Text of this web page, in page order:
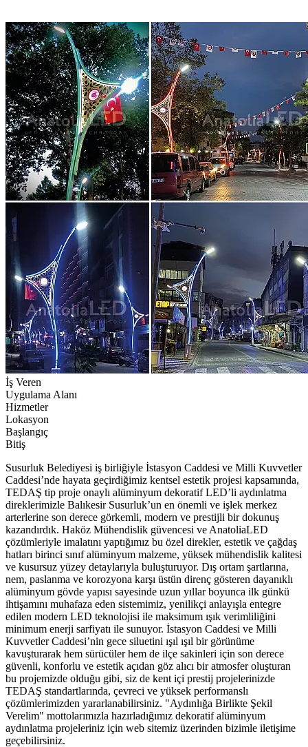
İş Veren
Uygulama Alanı
Hizmetler
Lokasyon
Başlangıç
Bitiş
Susurluk Belediyesi iş birliğiyle İstasyon Caddesi ve Milli Kuvvetler
Caddesi’nde hayata geçirdiğimiz kentsel estetik projesi kapsamında,
TEDAŞ tip proje onaylı alüminyum dekoratif LED’li aydınlatma
direklerimizle Balıkesir Susurluk’un en önemli ve işlek merkez
arterlerine son derece görkemli, modern ve prestijli bir dokunuş
kazandırdık. Haköz Mühendislik güvencesi ve AnatoliaLED
çözümleriyle imalatını yaptığımız bu özel direkler, estetik ve çağdaş
hatları birinci sınıf alüminyum malzeme, yüksek mühendislik kalitesi
ve kusursuz yüzey detaylarıyla buluşturuyor. Dış ortam şartlarına,
nem, paslanma ve korozyona karşı üstün direnç gösteren dayanıklı
alüminyum gövde yapısı sayesinde uzun yıllar boyunca ilk günkü
ihtişamını muhafaza eden sistemimiz, yenilikçi anlayışla entegre
edilen modern LED teknolojisi ile maksimum ışık verimliliğini
minimum enerji sarfiyatı ile sunuyor. İstasyon Caddesi ve Milli
Kuvvetler Caddesi’nin gece siluetini ışıl ışıl bir görünüme
kavuşturarak hem sürücüler hem de ilçe sakinleri için son derece
güvenli, konforlu ve estetik açıdan göz alıcı bir atmosfer oluşturan
bu projemizde olduğu gibi, siz de kent içi prestij projelerinizde
TEDAŞ standartlarında, çevreci ve yüksek performanslı
çözümlerimizden yararlanabilirsiniz. "Aydınlığa Birlikte Şekil
Verelim" mottolarımızla hazırladığımız dekoratif alüminyum
aydınlatma projeleriniz için web sitemiz üzerinden bizimle iletişime
geçebilirsiniz.